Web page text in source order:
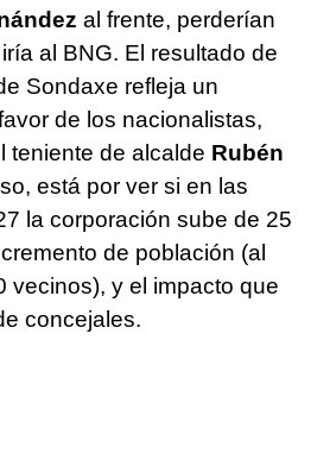
al frente, perderían
al BNG. El resultado de
Sondaxe refleja un
de los nacionalistas,
teniente de alcalde Rubén
está por ver si en las
la corporación sube de 25
de población (al
vecinos), y el impacto que
concejales.